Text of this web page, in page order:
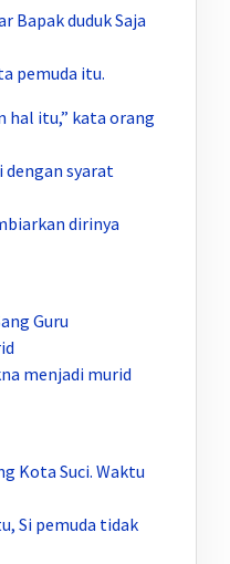
Bapak duduk Saja
pemuda itu.
hal itu,” kata orang
dengan syarat
dirinya
Guru
menjadi murid
Kota Suci. Waktu
Si pemuda tidak